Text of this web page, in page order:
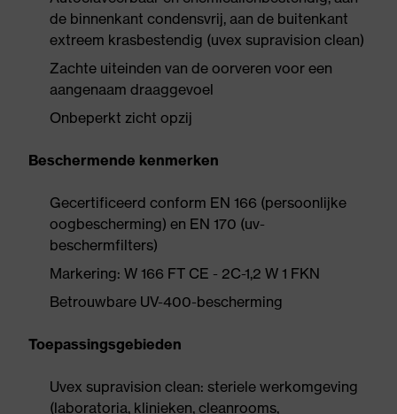
de binnenkant condensvrij, aan de buitenkant
extreem krasbestendig (uvex supravision clean)
Zachte uiteinden van de oorveren voor een
aangenaam draaggevoel
Onbeperkt zicht opzij
Beschermende kenmerken
Gecertificeerd conform EN 166 (persoonlijke
oogbescherming) en EN 170 (uv-
beschermfilters)
Markering: W 166 FT CE - 2C-1,2 W 1 FKN
Betrouwbare UV-400-bescherming
Toepassingsgebieden
Uvex supravision clean: steriele werkomgeving
(laboratoria, klinieken, cleanrooms,